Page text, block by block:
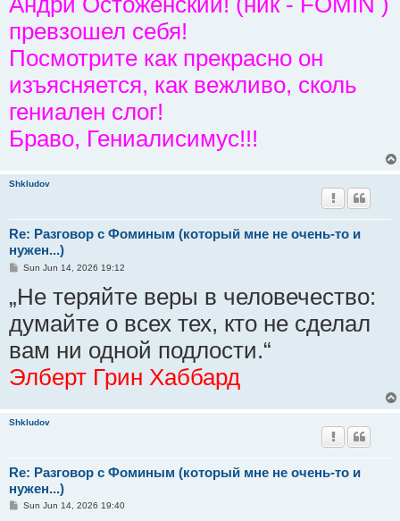
превзошел себя!
Посмотрите как прекрасно он
изъясняется, как вежливо, сколь
гениален слог!
Браво, Гениалисимус!!!
Shkludov
Re: Разговор с Фоминым (который мне не очень-то и
нужен...)
P
s
t
Sun Jun 14, 2026 19:12
„Не теряйте веры в человечество:
думайте о всех тех, кто не сделал
вам ни одной подлости.“
Элберт Грин Хаббард
Shkludov
Re: Разговор с Фоминым (который мне не очень-то и
нужен...)
PSun Jun 14, 2026 19:40